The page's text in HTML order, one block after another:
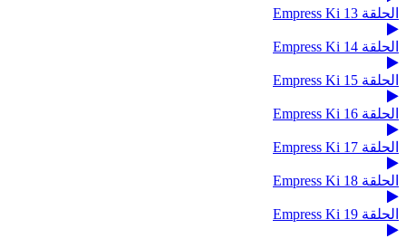
الحلقة 13 Empress Ki
الحلقة 14 Empress Ki
الحلقة 15 Empress Ki
الحلقة 16 Empress Ki
الحلقة 17 Empress Ki
الحلقة 18 Empress Ki
الحلقة 19 Empress Ki